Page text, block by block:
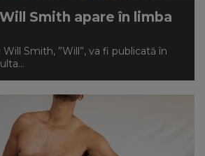
Smith apare în limba
Smith, ”Will”, va fi publicată în